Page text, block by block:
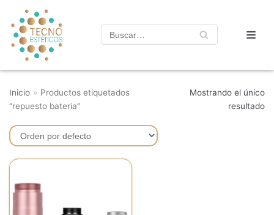
Saltar
al
contenido
Inicio » Productos etiquetados
“repuesto bateria”
Mostrando el único
resultado